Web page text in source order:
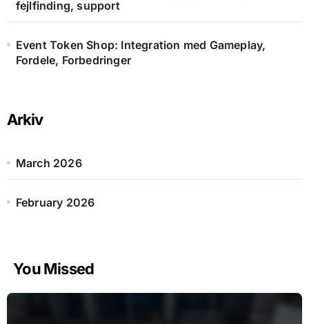
fejlfinding, support
Event Token Shop: Integration med Gameplay,
Fordele, Forbedringer
Arkiv
March 2026
February 2026
You Missed